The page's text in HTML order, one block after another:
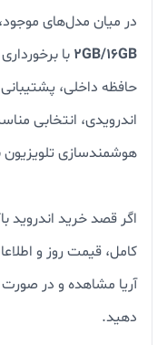
در میان مدل‌های موجود،
2GB/16GB
اندرویدی، انتخابی
هوشمندسازی تلویزیون
اگر قصد خرید اندروید
کامل، قیمت روز و
آریا مشاهده و در
دهید.